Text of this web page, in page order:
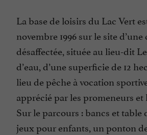
La base de loisirs du Lac Vert
novembre 1996 sur le site
désaffectée, située au lieu-dit
d’eau, d’une superficie de 12
lieu de pêche à vocation
apprécié par les promeneurs et
Sur le parcours : bancs et table
jeux pour enfants, un ponton